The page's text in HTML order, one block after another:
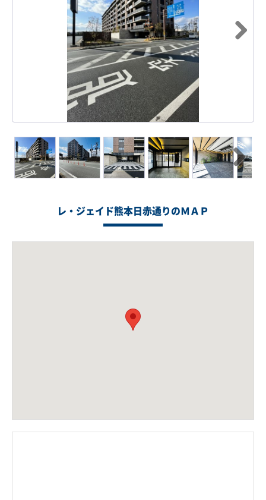
Next
レ・ジェイド熊本日赤通りのＭＡＰ